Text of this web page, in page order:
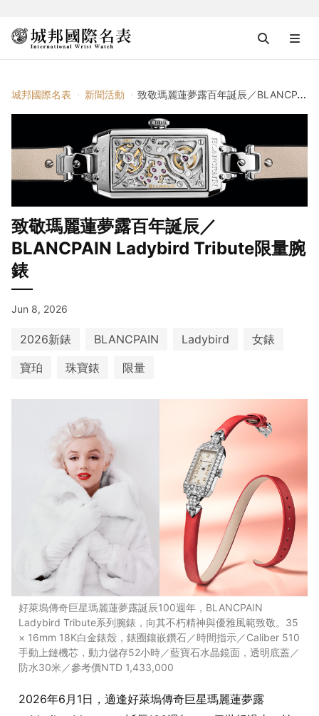
城邦國際名表 新聞活動 致敬瑪麗蓮夢露百年誕辰／BLANCPAIN Ladybird Tribute限量腕錶
致敬瑪麗蓮夢露百年誕辰／
BLANCPAIN Ladybird Tribute限量腕
錶
Jun 8, 2026
2026新錶 BLANCPAIN Ladybird
女錶
寶珀
珠寶錶 限量
好萊塢傳奇巨星瑪麗蓮夢露誕辰100週年，BLANCPAIN
Ladybird Tribute系列腕錶，向其不朽精神與優雅風範致敬。35
× 16mm 18K白金錶殼，錶圈鑲嵌鑽石／時間指示／Caliber 510
手動上鏈機芯，動力儲存52小時／藍寶石水晶鏡面，透明底蓋／
防水30米／參考價NTD 1,433,000
2026年6月1日，適逢好萊塢傳奇巨星瑪麗蓮夢露